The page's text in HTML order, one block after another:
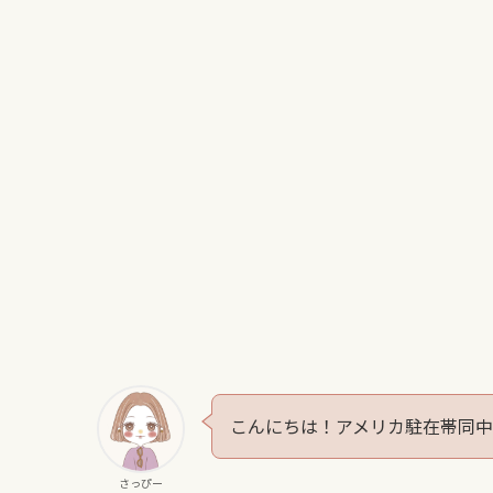
さっぴー
こんにちは！アメリカ駐在帯同中